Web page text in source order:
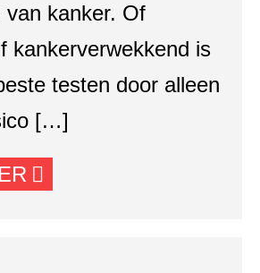
van kanker. Of
kankerverwekkend is
testen door alleen
[…]